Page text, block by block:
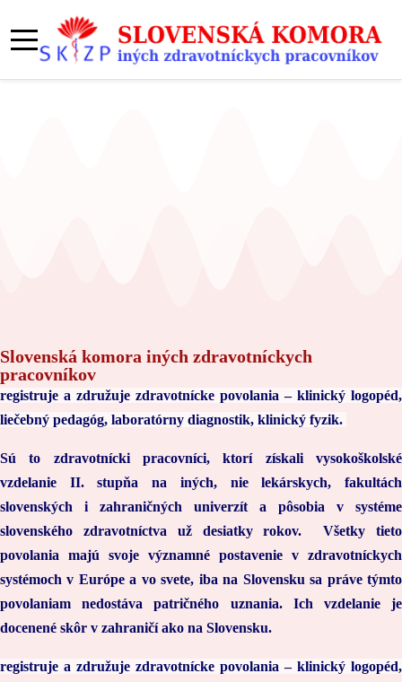
Slovenská komora iných zdravotníckych
pracovníkov
registruje a združuje zdravotnícke povolania – klinický logopéd,
liečebný pedagóg, laboratórny diagnostik, klinický fyzik.
Sú to zdravotnícki pracovníci, ktorí získali vysokoškolské
vzdelanie II. stupňa na iných, nie lekárskych, fakultách
slovenských i zahraničných univerzít a pôsobia v systéme
slovenského zdravotníctva už desiatky rokov. Všetky tieto
povolania majú svoje významné postavenie v zdravotníckych
systémoch v Európe a vo svete, iba na Slovensku sa práve týmto
povolaniam nedostáva patričného uznania. Ich vzdelanie je
docenené skôr v zahraničí ako na Slovensku.
registruje a združuje zdravotnícke povolania – klinický logopéd,